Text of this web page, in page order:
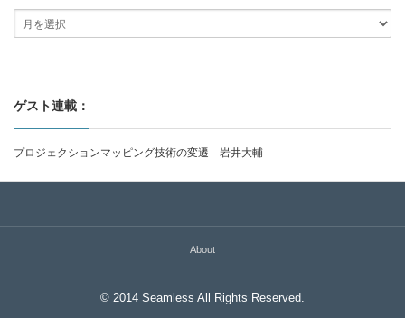
ゲスト連載：
プロジェクションマッピング技術の変遷 岩井大輔
About
© 2014 Seamless All Rights Reserved.